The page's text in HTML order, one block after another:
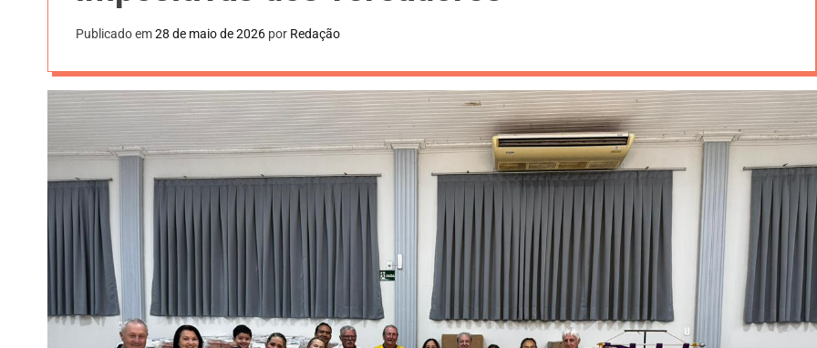
Publicado em28 de maio de 2026 por Redação